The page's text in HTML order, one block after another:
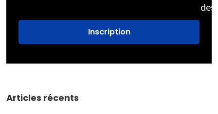
des
Articles récents